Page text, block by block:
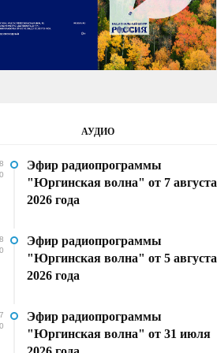
АУДИО
Эфир радиопрограммы
"Юргинская волна" от 7 августа
2026 года
Эфир радиопрограммы
"Юргинская волна" от 5 августа
2026 года
Эфир радиопрограммы
"Юргинская волна" от 31 июля